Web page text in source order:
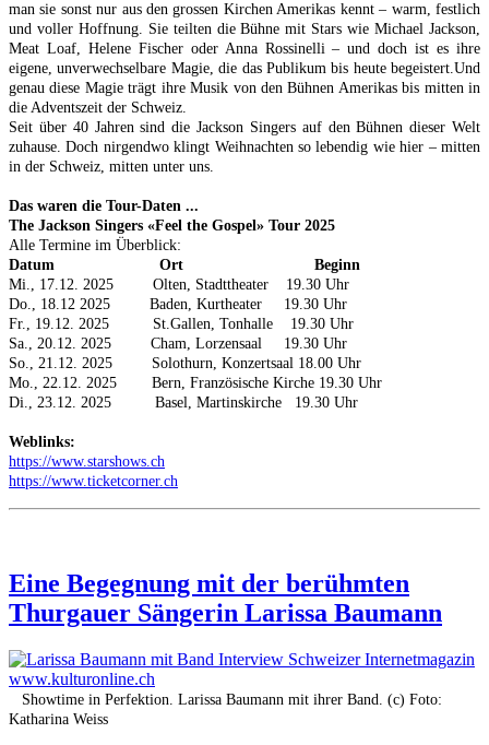
man sie sonst nur aus den grossen Kirchen Amerikas kennt – warm, festlich
und voller Hoffnung. Sie teilten die Bühne mit Stars wie Michael Jackson,
Meat Loaf, Helene Fischer oder Anna Rossinelli – und doch ist es ihre
eigene, unverwechselbare Magie, die das Publikum bis heute begeistert.Und
genau diese Magie trägt ihre Musik von den Bühnen Amerikas bis mitten in
die Adventszeit der Schweiz.
Seit über 40 Jahren sind die Jackson Singers auf den Bühnen dieser Welt
zuhause. Doch nirgendwo klingt Weihnachten so lebendig wie hier – mitten
in der Schweiz, mitten unter uns.
Das waren die Tour-Daten ...
The Jackson Singers «Feel the Gospel» Tour 2025
Alle Termine im Überblick:
Datum Ort Beginn
Mi., 17.12. 2025 Olten, Stadttheater 19.30 Uhr
Do., 18.12 2025 Baden, Kurtheater 19.30 Uhr
Fr., 19.12. 2025 St.Gallen, Tonhalle 19.30 Uhr
Sa., 20.12. 2025 Cham, Lorzensaal 19.30 Uhr
So., 21.12. 2025 Solothurn, Konzertsaal 18.00 Uhr
Mo., 22.12. 2025 Bern, Französische Kirche 19.30 Uhr
Di., 23.12. 2025 Basel, Martinskirche 19.30 Uhr
Weblinks:
https://www.starshows.ch
https://www.ticketcorner.ch
Eine Begegnung mit der berühmten
Thurgauer Sängerin Larissa Baumann
Showtime in Perfektion. Larissa Baumann mit ihrer Band. (c) Foto:
Katharina Weiss